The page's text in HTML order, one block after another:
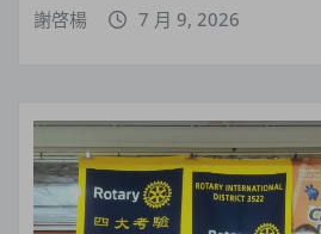
謝啓楊 7 月 9, 2026